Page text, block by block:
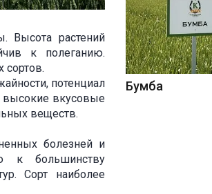
Высота растений
к полеганию.
сортов.
потенциал
высокие вкусовые
веществ.
болезней и
к большинству
Сорт наиболее
Бумба